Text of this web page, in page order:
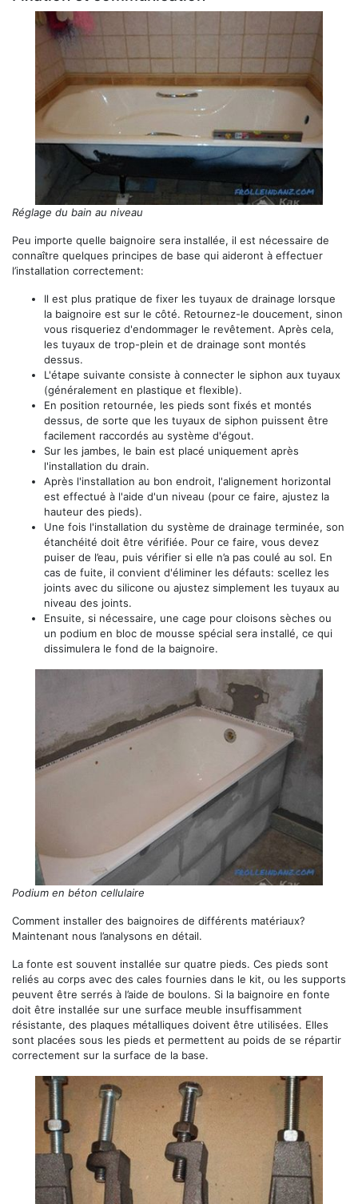
Réglage du bain au niveau
Peu importe quelle baignoire sera installée, il est nécessaire de
connaître quelques principes de base qui aideront à effectuer
l’installation correctement:
Il est plus pratique de fixer les tuyaux de drainage lorsque
la baignoire est sur le côté. Retournez-le doucement, sinon
vous risqueriez d'endommager le revêtement. Après cela,
les tuyaux de trop-plein et de drainage sont montés
dessus.
L'étape suivante consiste à connecter le siphon aux tuyaux
(généralement en plastique et flexible).
En position retournée, les pieds sont fixés et montés
dessus, de sorte que les tuyaux de siphon puissent être
facilement raccordés au système d'égout.
Sur les jambes, le bain est placé uniquement après
l'installation du drain.
Après l'installation au bon endroit, l'alignement horizontal
est effectué à l'aide d'un niveau (pour ce faire, ajustez la
hauteur des pieds).
Une fois l'installation du système de drainage terminée, son
étanchéité doit être vérifiée. Pour ce faire, vous devez
puiser de l’eau, puis vérifier si elle n’a pas coulé au sol. En
cas de fuite, il convient d'éliminer les défauts: scellez les
joints avec du silicone ou ajustez simplement les tuyaux au
niveau des joints.
Ensuite, si nécessaire, une cage pour cloisons sèches ou
un podium en bloc de mousse spécial sera installé, ce qui
dissimulera le fond de la baignoire.
Podium en béton cellulaire
Comment installer des baignoires de différents matériaux?
Maintenant nous l’analysons en détail.
La fonte est souvent installée sur quatre pieds. Ces pieds sont
reliés au corps avec des cales fournies dans le kit, ou les supports
peuvent être serrés à l’aide de boulons. Si la baignoire en fonte
doit être installée sur une surface meuble insuffisamment
résistante, des plaques métalliques doivent être utilisées. Elles
sont placées sous les pieds et permettent au poids de se répartir
correctement sur la surface de la base.